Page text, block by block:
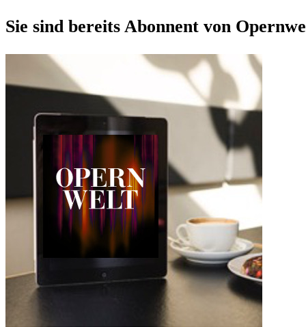
Sie sind bereits Abonnent von